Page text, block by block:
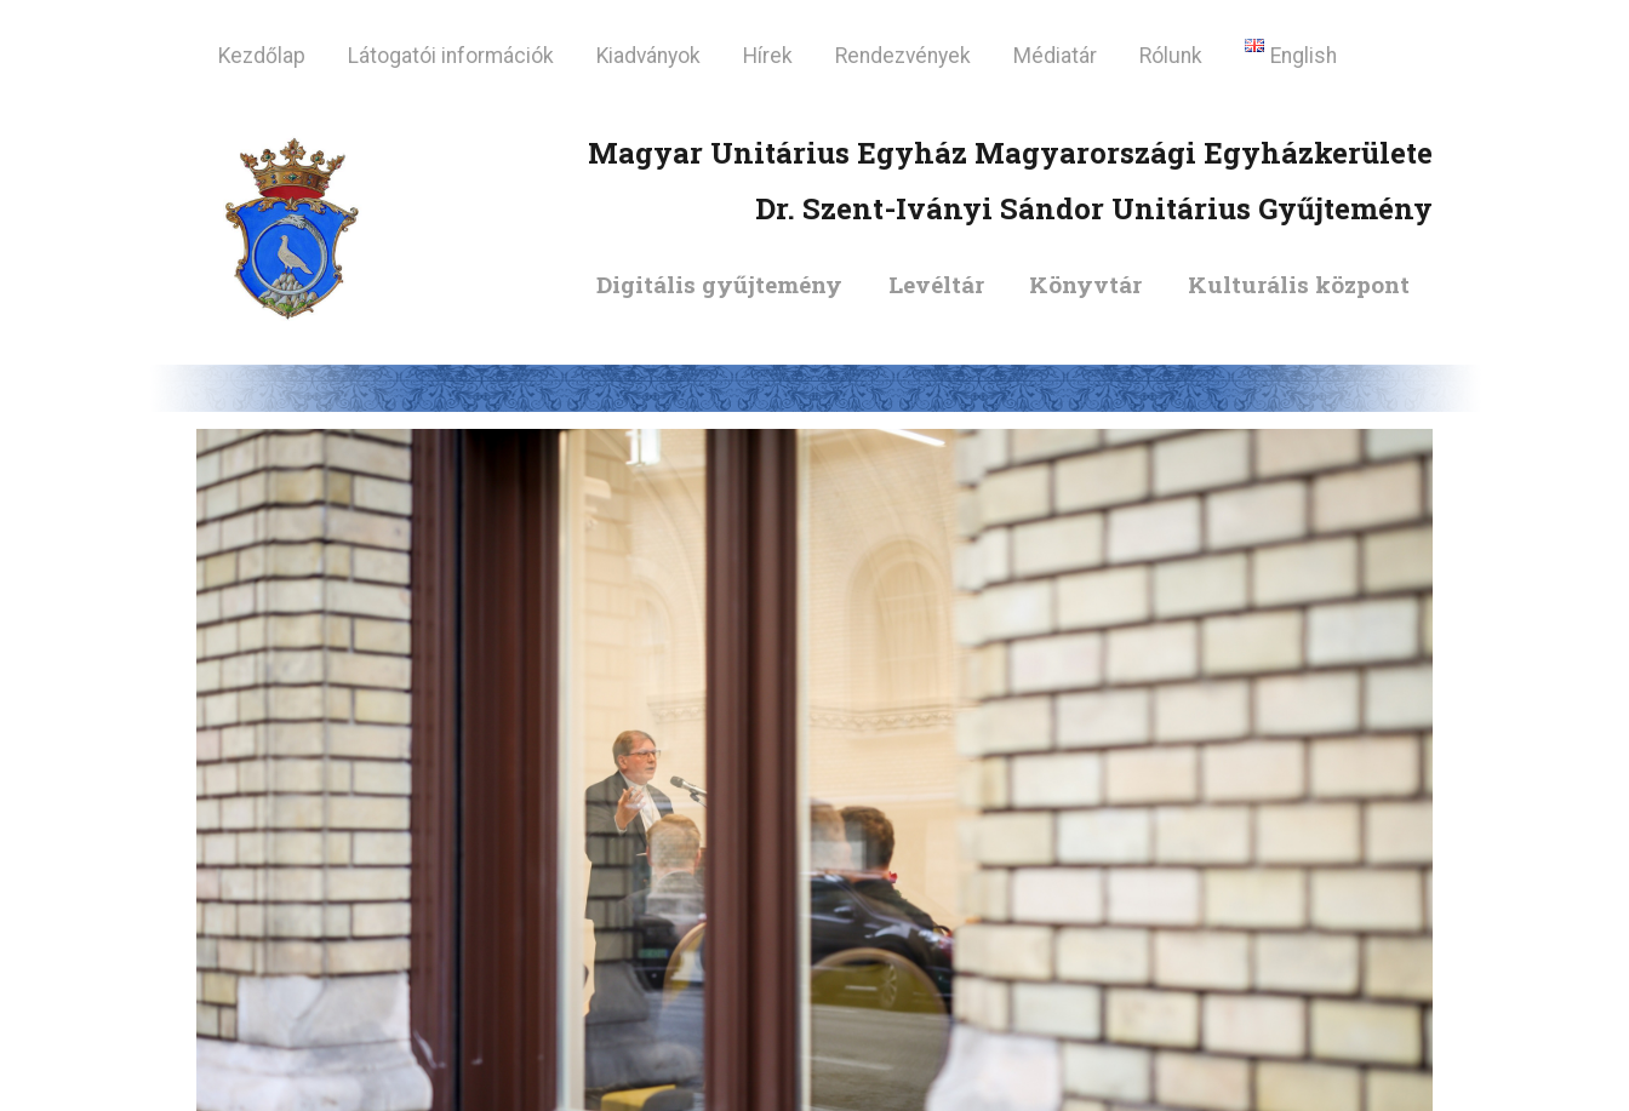
Kezdőlap Látogatói információk Kiadványok Hírek Rendezvények Médiatár Rólunk English
Magyar Unitárius Egyház Magyarországi Egyházkerülete
Dr. Szent-Iványi Sándor Unitárius Gyűjtemény
Digitális gyűjtemény Levéltár Könyvtár Kulturális központ
KEZDŐLAP
INFORMÁCIÓK
RENDEZVÉNYEK
MÉDIATÁR
RÓLUNK
ENGLISH